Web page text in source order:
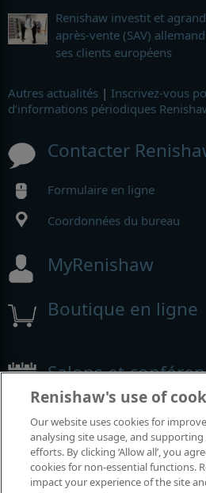
Renishaw investit et
après-vente (SAV)
ses clients européens
Autres actualités | Inscrivez-vous
d’informations périodiques
Contacter
Formulaire en ligne
Coordonnées du bureau
MyRenishaw
Boutique en ligne
Salons et
Renishaw's use of
Our website uses cookies for
analysing site usage, and
efforts. By clicking ‘Allow all’, you
cookies for non-essential functions.
impact your experience of the site